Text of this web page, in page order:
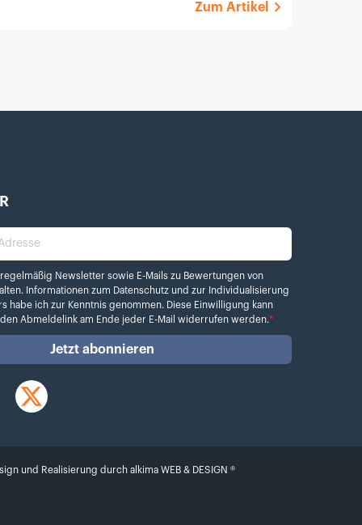
Zum Artikel
Newsletter sowie E-Mails zu Bewertungen von Kamera.de erhalten.
Newsletter sowie E-Mails zu Bewertungen von
Informationen zum Datenschutz und zur Individualisierung
habe ich zur Kenntnis genommen. Diese Einwilligung kann
Abmeldelink am Ende jeder E-Mail widerrufen werden.*
Jetzt abonnieren
Twitter
und Realisierung durch alkima WEB & DESIGN ®